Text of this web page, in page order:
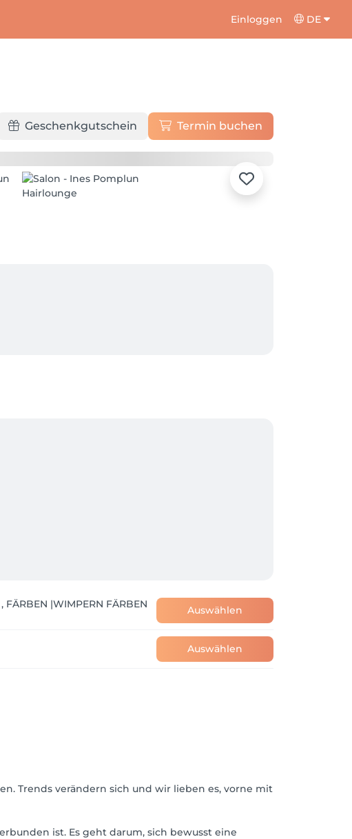
Einloggen DE
Geschenkgutschein Termin buchen
FÄRBEN |WIMPERN FÄRBEN Auswählen
Auswählen
Trends verändern sich und wir lieben es, vorne mit
ist. Es geht darum, sich bewusst eine